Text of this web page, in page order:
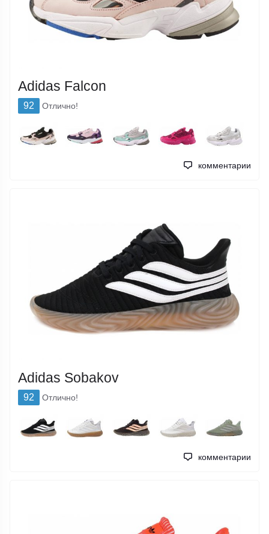
Adidas Falcon
92 Отлично!
комментарии
Adidas Sobakov
92 Отлично!
комментарии